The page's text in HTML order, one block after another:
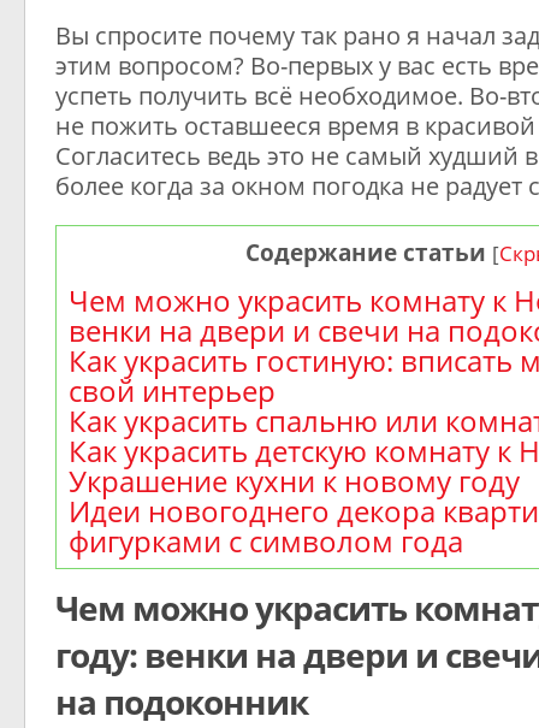
Вы спросите почему так рано я начал
этим вопросом? Во-первых у вас есть
успеть получить всё необходимое. Во-
не пожить оставшееся время в
Согласитесь ведь это не самый худший
более когда за окном погодка не
Содержание статьи [
Чем можно украсить комнату к
венки на двери и свечи на
Как украсить гостиную:
свой интерьер
Как украсить спальню или
Как украсить детскую комнату к
Украшение кухни к новому году
Идеи новогоднего декора
фигурками с символом года
Чем можно украсить
году: венки на двери и
на подоконник